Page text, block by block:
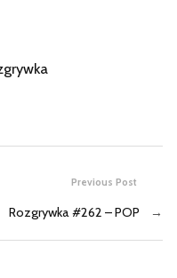
Previous Post
Rozgrywka #262 – POP →